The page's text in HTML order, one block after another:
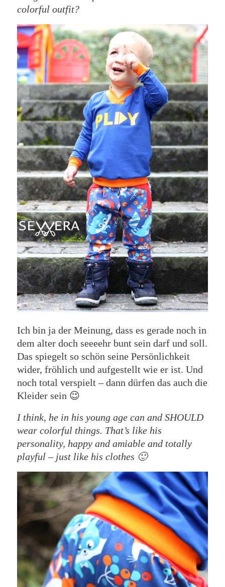
colorful outfit?
Ich bin ja der Meinung, dass es gerade noch in
dem alter doch seeeehr bunt sein darf und soll.
Das spiegelt so schön seine Persönlichkeit
wider, fröhlich und aufgestellt wie er ist. Und
noch total verspielt – dann dürfen das auch die
Kleider sein 😉
I think, he in his young age can and SHOULD
wear colorful things. That’s like his
personality, happy and amiable and totally
playful – just like his clothes 🙂